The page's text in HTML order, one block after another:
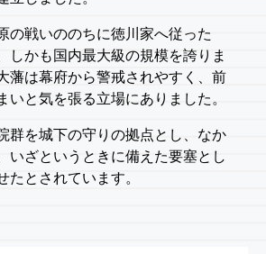
の戦いののちに徳川家へ従った
しかも国内最大級の規模を誇りま
藩は幕府から警戒されやすく、前
いと気を張る立場にありました。
群を城下の守りの拠点とし、なか
いざというときに備えた要塞とし
たとされています。